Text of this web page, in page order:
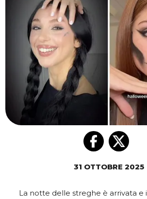
31 OTTOBRE 2025
La notte delle streghe è arrivata e i